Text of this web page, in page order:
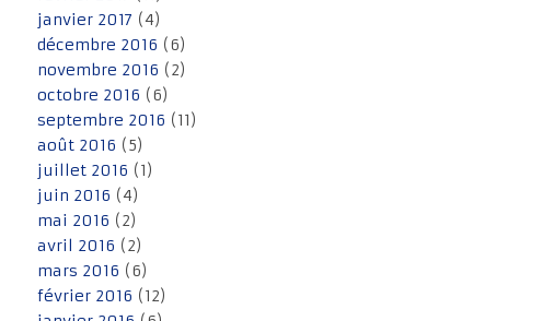
janvier 2017 (4)
décembre 2016 (6)
novembre 2016 (2)
octobre 2016 (6)
septembre 2016 (11)
août 2016 (5)
juillet 2016 (1)
juin 2016 (4)
mai 2016 (2)
avril 2016 (2)
mars 2016 (6)
février 2016 (12)